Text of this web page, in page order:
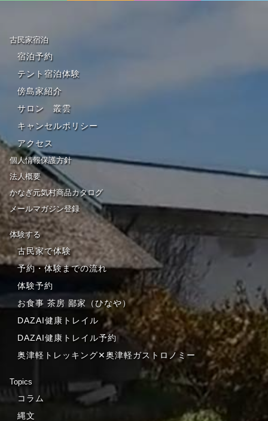
古民家宿泊
宿泊予約
テント宿泊体験
傍島家紹介
サロン 叢雲
キャンセルポリシー
アクセス
個人情報保護方針
法人概要
かなぎ元気村商品カタログ
メールマガジン登録
体験する
古民家で体験
予約・体験までの流れ
体験予約
お食事 茶房 鄙家（ひなや）
DAZAI健康トレイル
DAZAI健康トレイル予約
奥津軽トレッキング✕奥津軽ガストロノミー
Topics
コラム
縄文